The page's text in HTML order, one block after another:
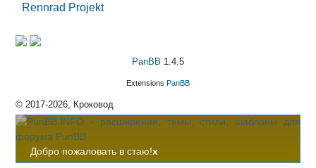
Rennrad Projekt
PanBB 1.4.5
Extensions PanBB
© 2017-2026, Кроковод
Добро пожаловать в стаю!x